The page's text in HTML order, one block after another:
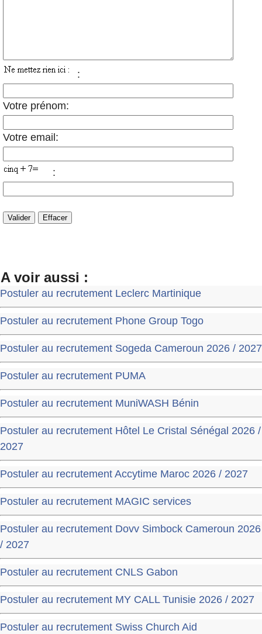
:
Votre prénom:
Votre email:
:
A voir aussi :
Postuler au recrutement Leclerc Martinique
Postuler au recrutement Phone Group Togo
Postuler au recrutement Sogeda Cameroun 2026 / 2027
Postuler au recrutement PUMA
Postuler au recrutement MuniWASH Bénin
Postuler au recrutement Hôtel Le Cristal Sénégal 2026 /
2027
Postuler au recrutement Accytime Maroc 2026 / 2027
Postuler au recrutement MAGIC services
Postuler au recrutement Dovv Simbock Cameroun 2026
/ 2027
Postuler au recrutement CNLS Gabon
Postuler au recrutement MY CALL Tunisie 2026 / 2027
Postuler au recrutement Swiss Church Aid